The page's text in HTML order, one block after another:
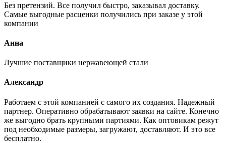
Без претензий. Все получил быстро, заказывал доставку.
Самые выгодные расценки получились при заказе у этой
компании
Анна
Лучшие поставщики нержавеющей стали
Александр
Работаем с этой компанией с самого их создания. Надежный
партнер. Оперативно обрабатывают заявки на сайте. Конечно
же выгодно брать крупными партиями. Как оптовикам режут
под необходимые размеры, загружают, доставляют. И это все
бесплатно.